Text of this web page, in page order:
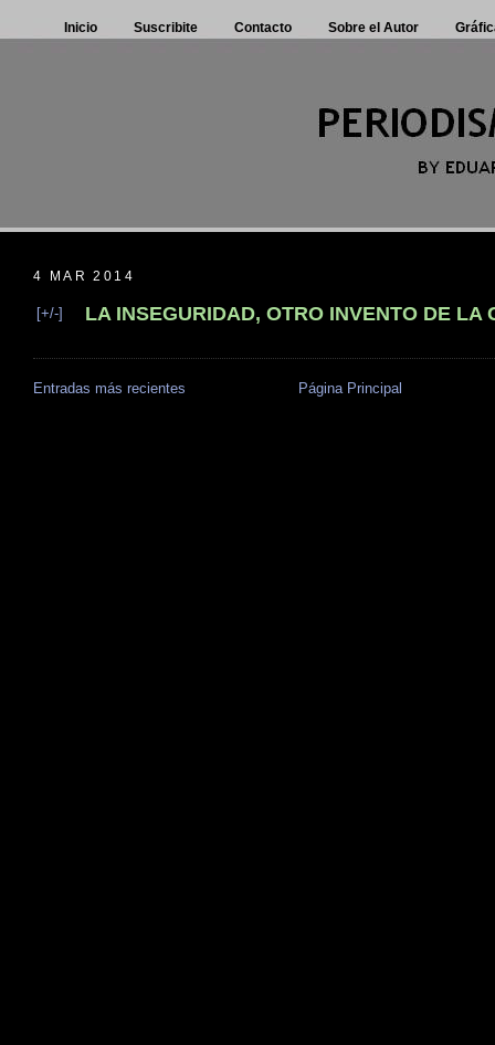
Inicio Suscribite Contacto Sobre el Autor
4 MAR 2014
[+/-] LA INSEGURIDAD, OTRO INVENTO DE LA
Entradas más recientes Página Principal